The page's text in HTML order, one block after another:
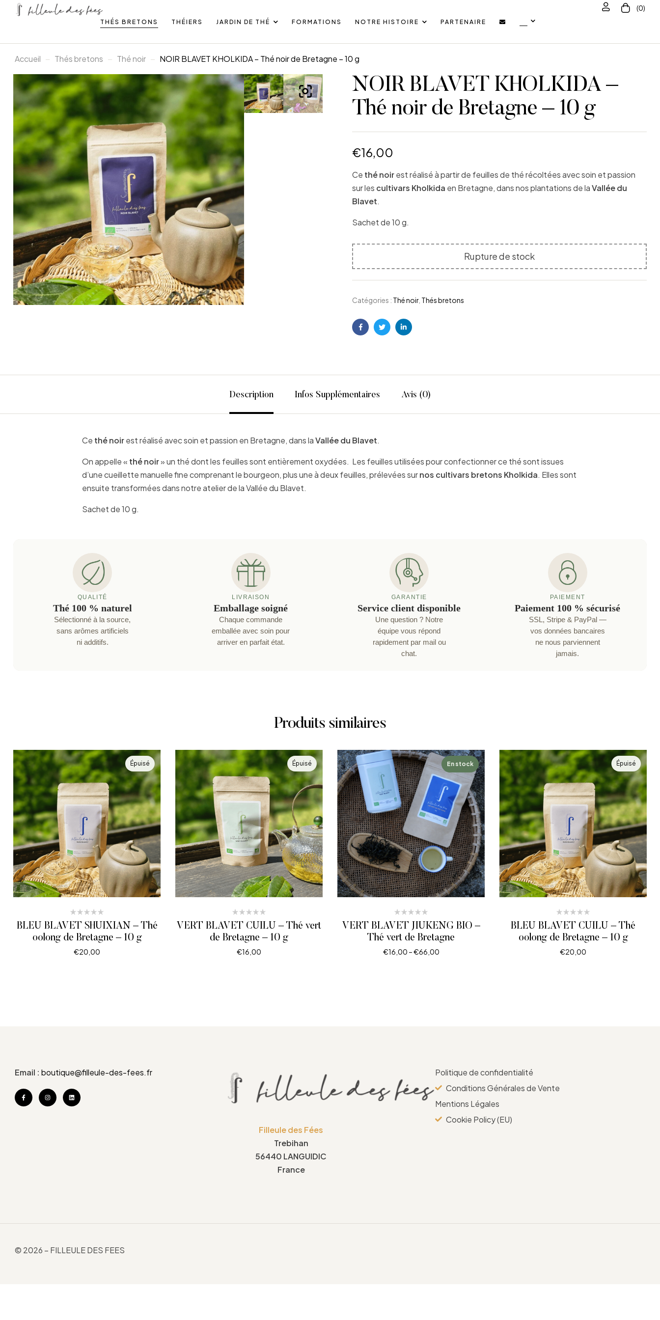
THÉS BRETONS THÉIERS JARDIN DE THÉ FORMATIONS NOTRE HISTOIRE PARTENAIRE
(0)
Accueil Thés bretons Thé noir NOIR BLAVET KHOLKIDA – Thé noir de Bretagne – 10 g
NOIR BLAVET KHOLKIDA –
Thé noir de Bretagne – 10 g
€16,00
Ce thé noirest réalisé à partir de feuilles de thé récoltées avec soin et passion
sur les cultivars Kholkida en Bretagne, dans nos plantations de laVallée du
Blavet.
Sachet de 10 g.
Rupture de stock
Catégories : Thé noir, Thés bretons
FacebookTwitterLinkedin
Description Infos Supplémentaires Avis (0)
Ce thé noirest réalisé avec soin et passion en Bretagne, dans laVallée du Blavet.
On appelle « thé noir» un thé dont les feuilles sont entièrement oxydées. Les feuilles utilisées pour confectionner ce thé sont issues
d’une cueillette manuelle fine comprenant le bourgeon, plus une à deux feuilles, prélevées surnos cultivars bretons Kholkida. Elles sont
ensuite transformées dans notre atelier de la Vallée du Blavet.
Sachet de 10 g.
QUALITÉ
Thé 100 % naturel
Sélectionné à la source,
sans arômes artificiels
ni additifs.
LIVRAISON
Emballage soigné
Chaque commande
emballée avec soin pour
arriver en parfait état.
GARANTIE
Service client disponible
Une question ? Notre
équipe vous répond
rapidement par mail ou
chat.
PAIEMENT
Paiement 100 % sécurisé
SSL, Stripe & PayPal —
vos données bancaires
ne nous parviennent
jamais.
Produits similaires
Épuisé
BLEU BLAVET SHUIXIAN – Thé
oolong de Bretagne – 10 g
€20,00
Épuisé
VERT BLAVET CUILÜ – Thé vert
de Bretagne – 10 g
€16,00
En stock
VERT BLAVET JIUKENG BIO –
Thé vert de Bretagne
€16,00 –€66,00
Épuisé
BLEU BLAVET CUILÜ – Thé
oolong de Bretagne – 10 g
€20,00
Email : boutique@filleule-des-fees.fr
Filleule des Fées
Trebihan
56440 LANGUIDIC
France
Politique de confidentialité
Conditions Générales de Vente
Mentions Légales
Cookie Policy (EU)
© 2026 – FILLEULE DES FEES